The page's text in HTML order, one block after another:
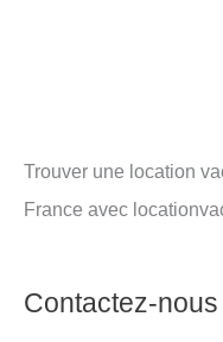
Trouver une location
France avec
Contactez-nous